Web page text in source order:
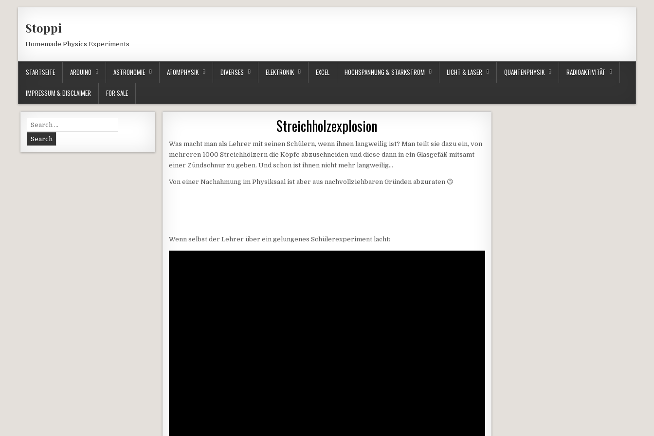
Stoppi
Homemade Physics Experiments
STARTSEITE ARDUINO ASTRONOMIE ATOMPHYSIK DIVERSES ELEKTRONIK EXCEL HOCHSPANNUNG & STARKSTROM LICHT & LASER QUANTENPHYSIK RADIOAKTIVITÄT
IMPRESSUM & DISCLAIMER FOR SALE
Streichholzexplosion
Was macht man als Lehrer mit seinen Schülern, wenn ihnen langweilig ist? Man teilt sie dazu ein, von
mehreren 1000 Streichhölzern die Köpfe abzuschneiden und diese dann in ein Glasgefäß mitsamt
einer Zündschnur zu geben. Und schon ist ihnen nicht mehr langweilig…
Von einer Nachahmung im Physiksaal ist aber aus nachvollziehbaren Gründen abzuraten 😉
Wenn selbst der Lehrer über ein gelungenes Schülerexperiment lacht:
Search for: